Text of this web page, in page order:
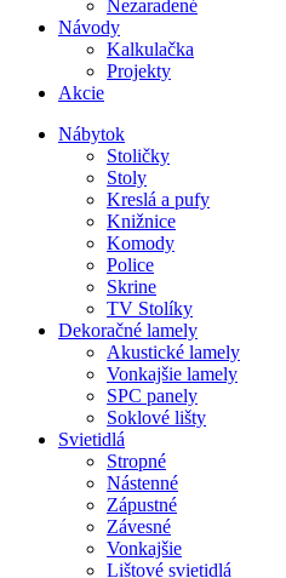
Nezaradené
Návody
Kalkulačka
Projekty
Akcie
Nábytok
Stoličky
Stoly
Kreslá a pufy
Knižnice
Komody
Police
Skrine
TV Stolíky
Dekoračné lamely
Akustické lamely
Vonkajšie lamely
SPC panely
Soklové lišty
Svietidlá
Stropné
Nástenné
Zápustné
Závesné
Vonkajšie
Lištové svietidlá